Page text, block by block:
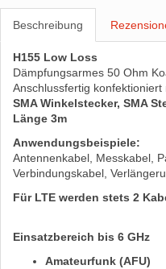
Beschreibung
H155 Low Loss
Dämpfungsarmes 50 Ohm
Anschlussfertig konfektioniert
SMA Winkelstecker, SMA
Länge 3m
Anwendungsbeispiele:
Antennenkabel, Messkabel,
Verbindungskabel,
Für LTE werden stets 2
Einsatzbereich bis 6 GHz
Amateurfunk (AFU)